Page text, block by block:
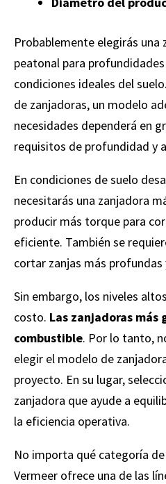
Probablemente elegirás
peatonal para
condiciones ideales del
de zanjadoras, un modelo
necesidades dependerá en
requisitos de profundidad y
En condiciones de suelo
necesitarás una zanjadora
producir más torque para
eficiente. También se
cortar zanjas más profundas
Sin embargo, los niveles
costo. Las zanjadoras más
combustible. Por lo tanto,
elegir el modelo de
proyecto. En su lugar,
zanjadora que ayude a
la eficiencia operativa.
No importa qué categoría
Vermeer ofrece una de las